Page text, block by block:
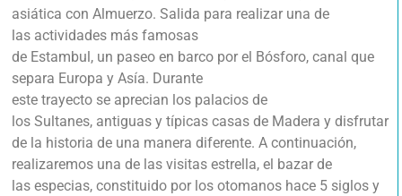
asiática con Almuerzo. Salida para realizar una de
las actividades más famosas
de Estambul, un paseo en barco por el Bósforo, canal que
separa Europa y Asía. Durante
este trayecto se aprecian los palacios de
los Sultanes, antiguas y típicas casas de Madera y disfrutar
de la historia de una manera diferente. A continuación,
realizaremos una de las visitas estrella, el bazar de
las especias, constituido por los otomanos hace 5 siglos y